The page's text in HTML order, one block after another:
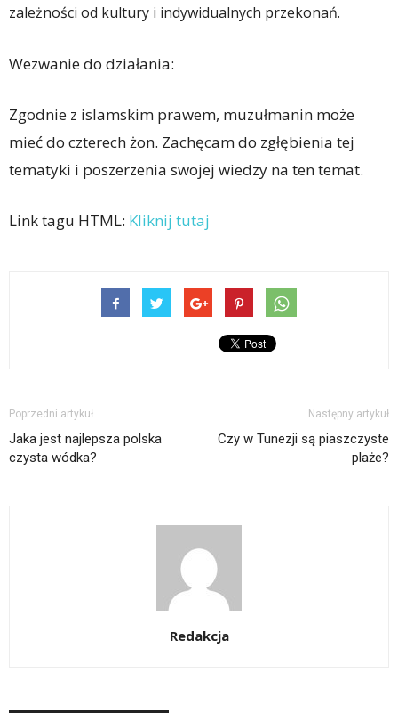
zależności od kultury i indywidualnych przekonań.
Wezwanie do działania:
Zgodnie z islamskim prawem, muzułmanin może
mieć do czterech żon. Zachęcam do zgłębienia tej
tematyki i poszerzenia swojej wiedzy na ten temat.
Link tagu HTML: Kliknij tutaj
Poprzedni artykuł
Jaka jest najlepsza polska
czysta wódka?
Następny artykuł
Czy w Tunezji są piaszczyste
plaże?
Redakcja